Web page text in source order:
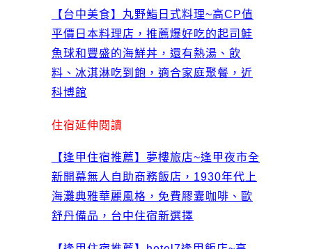
【台中美食】丸野鮨日式料理~高CP值
平價日本料理店，推薦爆好吃的起司鮭
魚球和豐盛的海鮮丼，還有熱湯、飲
料、冰淇淋吃到飽，適合家庭聚餐，近
科博館
住宿延伸閱讀
【逢甲住宿推薦】夢樓旅店~逢甲夜市全
新開幕無人自助商務飯店，1930年代上
海灘典雅華麗風格，免費膠囊咖啡、歐
舒丹備品，台中住宿新選擇